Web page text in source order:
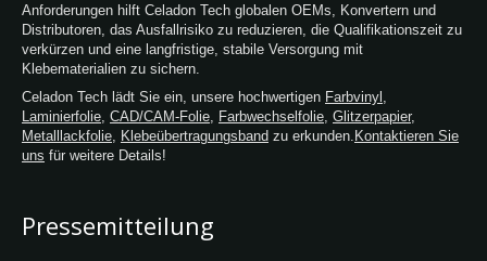
Anforderungen hilft Celadon Tech globalen OEMs, Konvertern und
Distributoren, das Ausfallrisiko zu reduzieren, die Qualifikationszeit zu
verkürzen und eine langfristige, stabile Versorgung mit
Klebematerialien zu sichern.
Celadon Tech lädt Sie ein, unsere hochwertigen Farbvinyl
Laminierfolie CAD/CAM-Folie Farbwechselfolie Glitzerpapier,
Metalllackfolie Klebeübertragungsband zu erkunden. Kontaktieren Sie
uns für weitere Details!
Pressemitteilung